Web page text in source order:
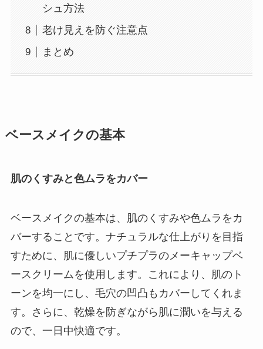
シュ方法
老け見えを防ぐ注意点
まとめ
ベースメイクの基本
肌のくすみと色ムラをカバー
ベースメイクの基本は、肌のくすみや色ムラをカ
バーすることです。ナチュラルな仕上がりを目指
すために、肌に優しいプチプラのメーキャップベ
ースクリームを使用します。これにより、肌のト
ーンを均一にし、毛穴の凹凸もカバーしてくれま
す。さらに、乾燥を防ぎながら肌に潤いを与える
ので、一日中快適です。